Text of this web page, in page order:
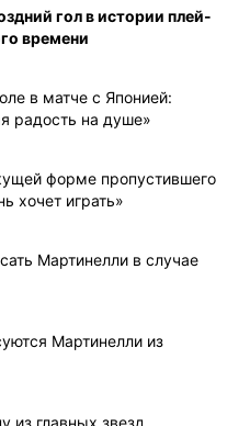
гол в истории плей-
времени
в матче с Японией:
радость на душе»
форме пропустившего
хочет играть»
Мартинелли в случае
Мартинелли из
из главных звезд